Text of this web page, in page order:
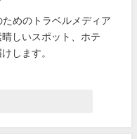
めのトラベルメディア
しいスポット、ホテ
します。